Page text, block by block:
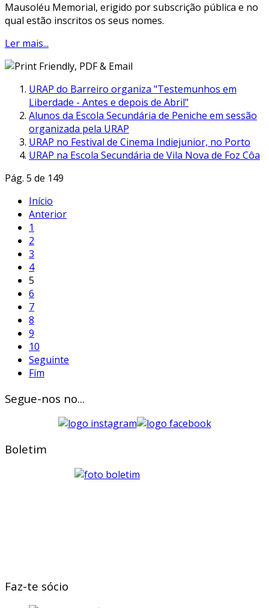
Mausoléu Memorial, erigido por subscrição pública e no
qual estão inscritos os seus nomes.
Ler mais...
URAP do Barreiro organiza "Testemunhos em
Liberdade - Antes e depois de Abril"
Alunos da Escola Secundária de Peniche em sessão
organizada pela URAP
URAP no Festival de Cinema Indiejunior, no Porto
URAP na Escola Secundária de Vila Nova de Foz Côa
Pág. 5 de 149
Início
Anterior
1
2
3
4
5
6
7
8
9
10
Seguinte
Fim
Segue-nos no...
Boletim
Faz-te sócio